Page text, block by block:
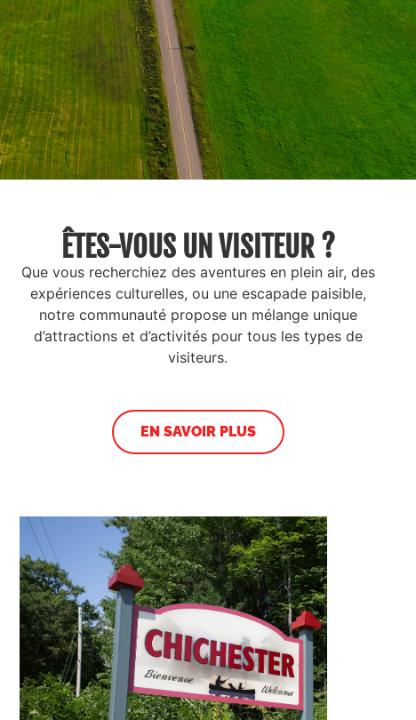
ÊTES-VOUS UN VISITEUR ?
Que vous recherchiez des aventures en plein air, des
expériences culturelles, ou une escapade paisible,
notre communauté propose un mélange unique
d’attractions et d’activités pour tous les types de
visiteurs.
EN SAVOIR PLUS